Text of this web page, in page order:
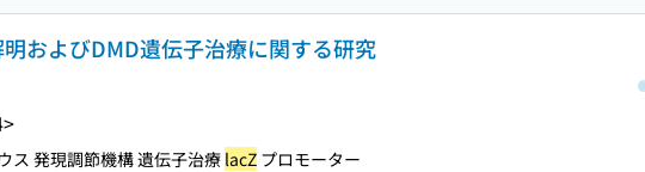
およびDMD遺伝子治療に関する研究
ス 発現調節機構 遺伝子治療 lacZ プロモーター